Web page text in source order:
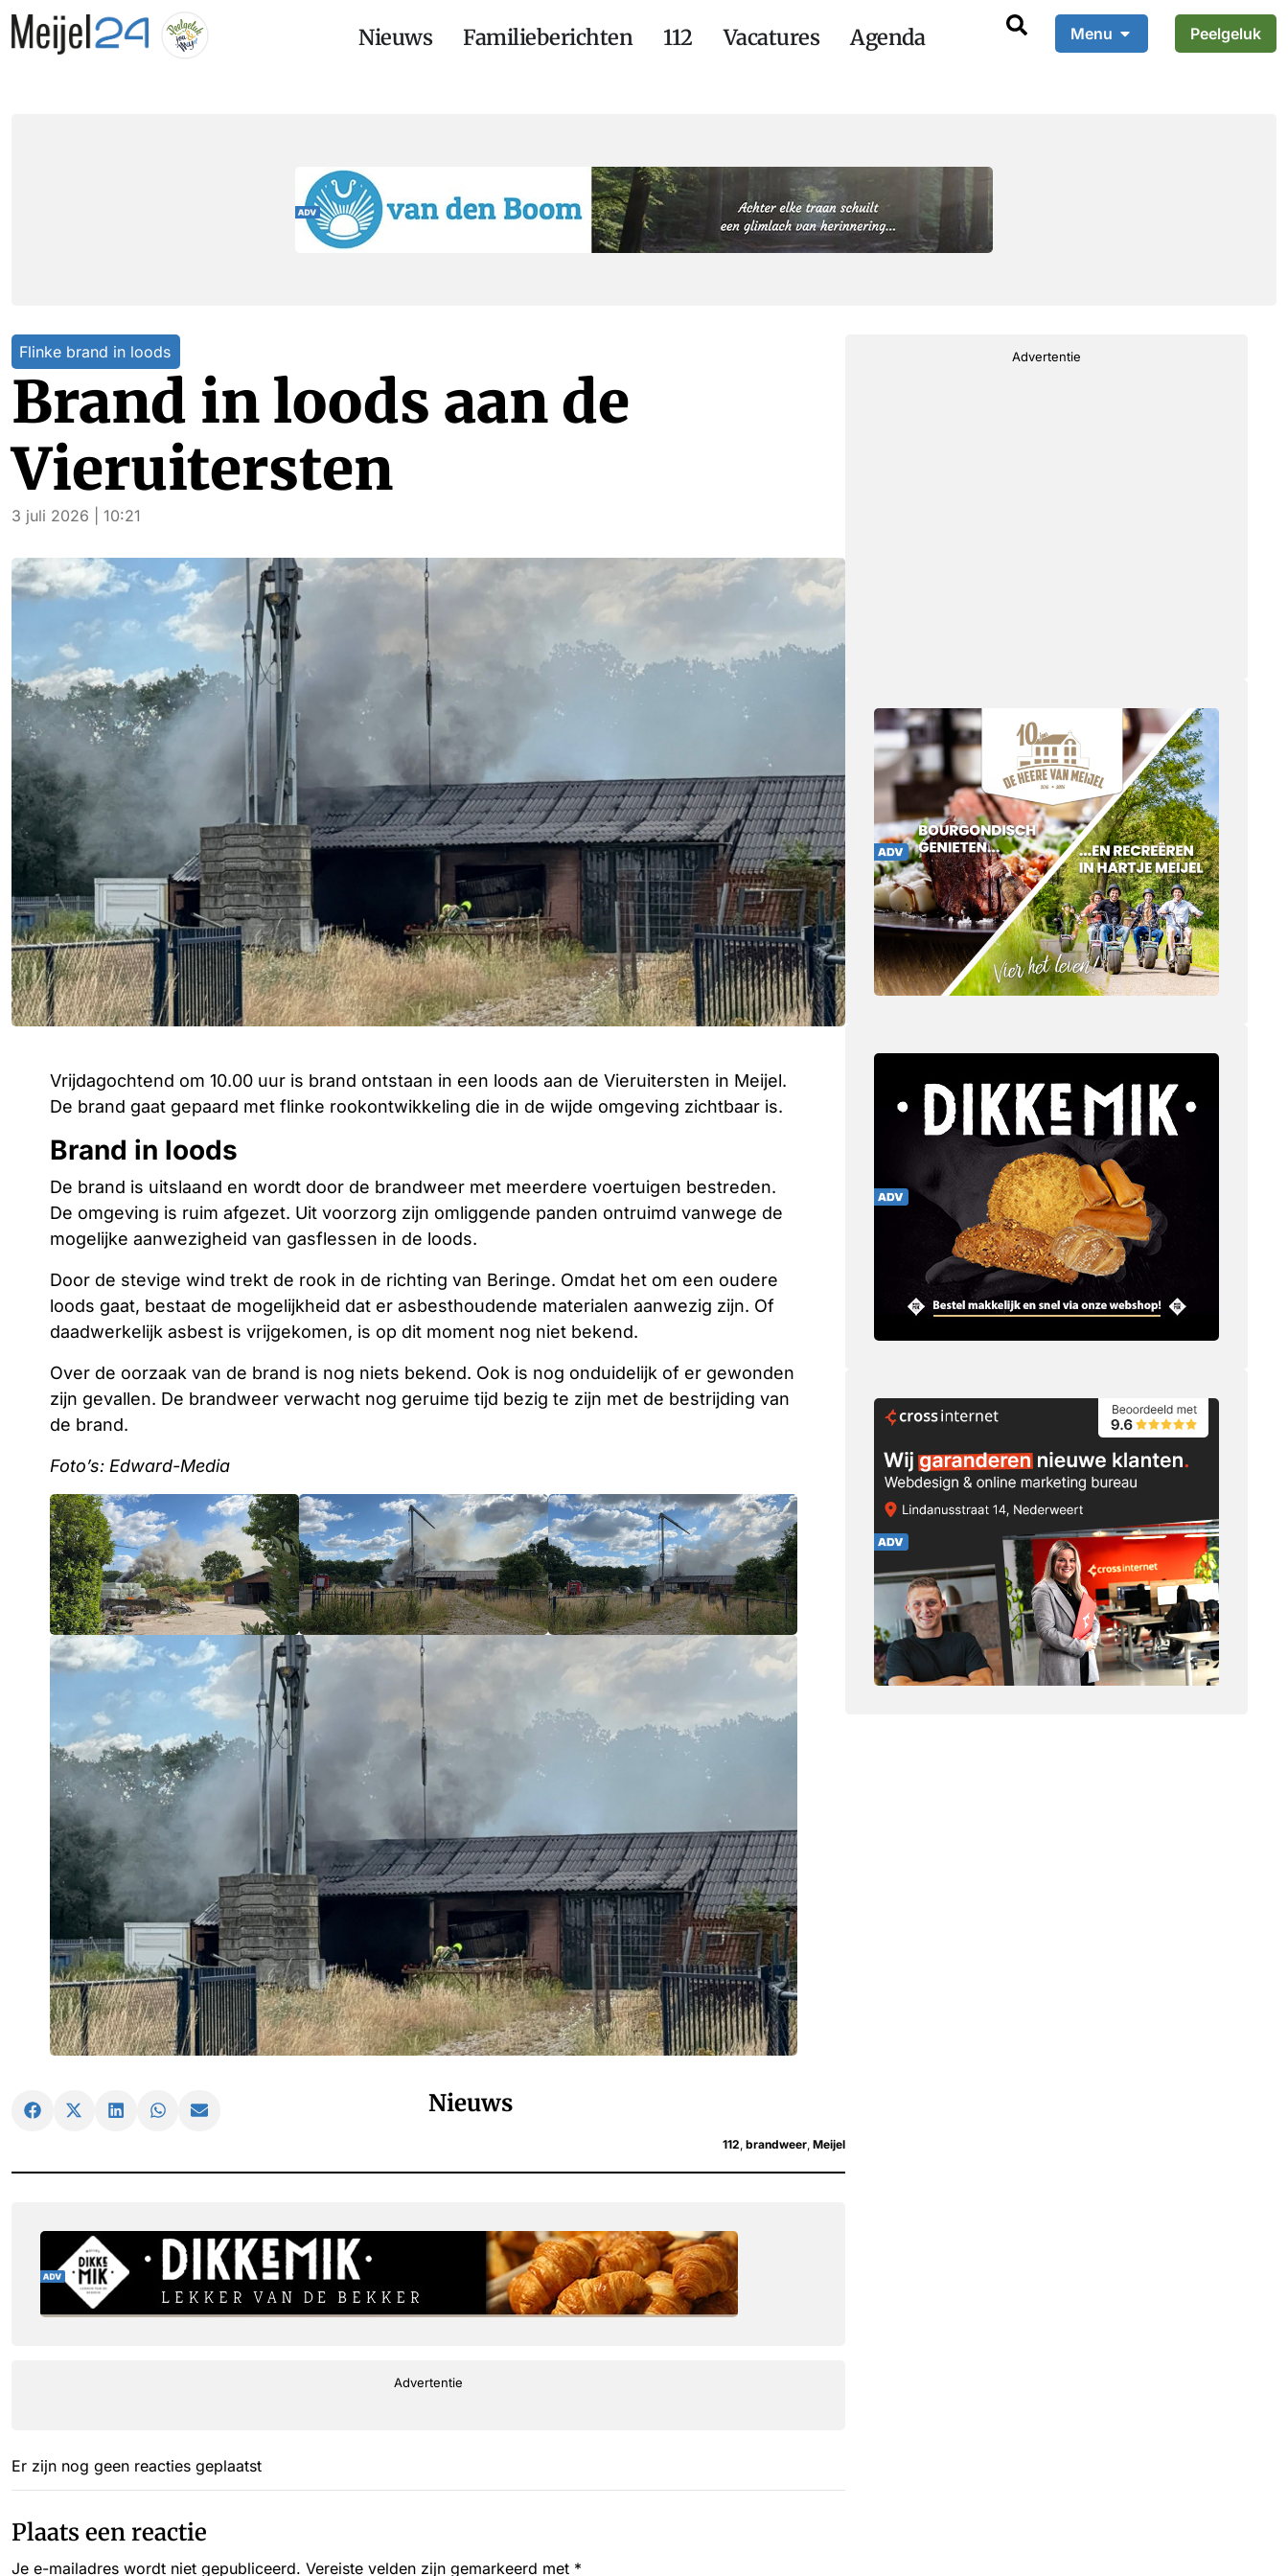
Nieuws Familieberichten 112 Vacatures Agenda Menu Peelgeluk
Flinke brand in loods
Brand in loods aan de
Vieruitersten
3 juli 2026 | 10:21
Vrijdagochtend om 10.00 uur is brand ontstaan in een loods aan de Vieruitersten in Meijel.
De brand gaat gepaard met flinke rookontwikkeling die in de wijde omgeving zichtbaar is.
Brand in loods
De brand is uitslaand en wordt door de brandweer met meerdere voertuigen bestreden.
De omgeving is ruim afgezet. Uit voorzorg zijn omliggende panden ontruimd vanwege de
mogelijke aanwezigheid van gasflessen in de loods.
Door de stevige wind trekt de rook in de richting van Beringe. Omdat het om een oudere
loods gaat, bestaat de mogelijkheid dat er asbesthoudende materialen aanwezig zijn. Of
daadwerkelijk asbest is vrijgekomen, is op dit moment nog niet bekend.
Over de oorzaak van de brand is nog niets bekend. Ook is nog onduidelijk of er gewonden
zijn gevallen. De brandweer verwacht nog geruime tijd bezig te zijn met de bestrijding van
de brand.
Foto’s: Edward-Media
Nieuws
112, brandweer, Meijel
Advertentie
Er zijn nog geen reacties geplaatst
Plaats een reactie
Je e-mailadres wordt niet gepubliceerd. Vereiste velden zijn gemarkeerd met *
Advertentie